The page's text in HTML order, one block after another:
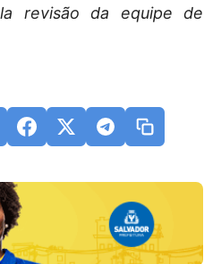
revisão da equipe de